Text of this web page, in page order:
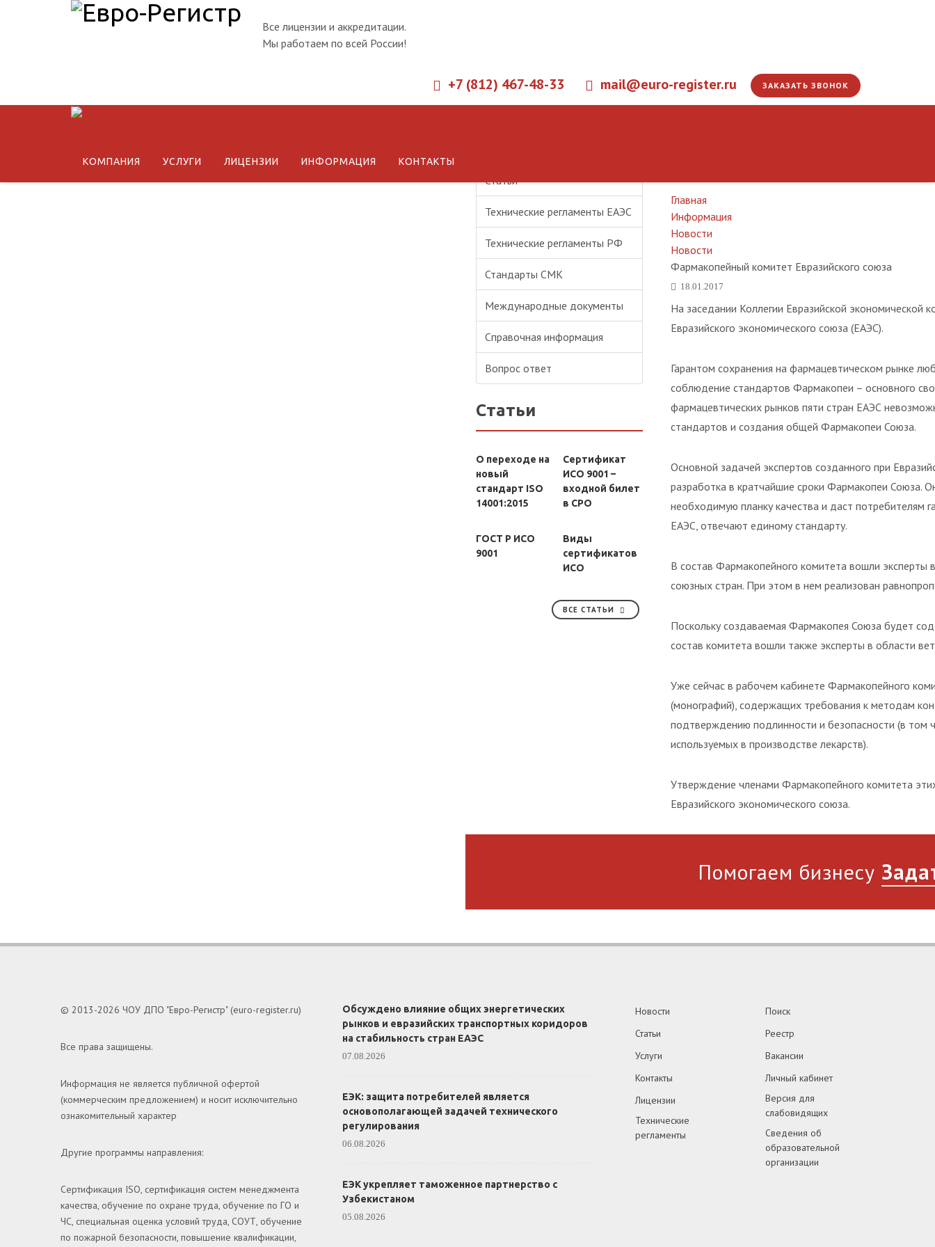
Все лицензии и аккредитации.
Мы работаем по всей России!
+7 (812) 467-48-33 mail@euro-register.ru ЗАКАЗАТЬ ЗВОНОК
КОМПАНИЯ УСЛУГИ ЛИЦЕНЗИИ ИНФОРМАЦИЯ КОНТАКТЫ
Статьи
Технические регламенты ЕАЭС
Технические регламенты РФ
Стандарты СМК
Международные документы
Справочная информация
Вопрос ответ
Статьи
О переходе на
новый
стандарт ISO
14001:2015
Сертификат
ИСО 9001 –
входной билет
в СРО
ГОСТ Р ИСО
9001
Виды
сертификатов
ИСО
ВСЕ СТАТЬИ
Главная
Информация
Новости
Новости
Фармакопейный комитет Евразийского союза
18.01.2017
На заседании Коллегии Евразийской
Евразийского экономического союза (ЕАЭС).
Гарантом сохранения на фармацевтическом рынке
соблюдение стандартов Фармакопеи – основного
фармацевтических рынков пяти стран ЕАЭС
стандартов и создания общей Фармакопеи Союза.
Основной задачей экспертов созданного при
разработка в кратчайшие сроки Фармакопеи Союза.
необходимую планку качества и даст потребителям
ЕАЭС, отвечают единому стандарту.
В состав Фармакопейного комитета вошли эксперты
союзных стран. При этом в нем реализован
Поскольку создаваемая Фармакопея Союза будет
состав комитета вошли также эксперты в области
Уже сейчас в рабочем кабинете Фармакопейного
(монографий), содержащих требования к методам
подтверждению подлинности и безопасности (в том
используемых в производстве лекарств).
Утверждение членами Фармакопейного комитета
Евразийского экономического союза.
Помогаем бизнесу
© 2013-2026 ЧОУ ДПО "Евро-Регистр" (euro-register.ru)
Все права защищены.
Информация не является публичной офертой
(коммерческим предложением) и носит исключительно
ознакомительный характер
Другие программы направления:
Сертификация ISO, сертификация систем менеджмента
качества, обучение по охране труда, обучение по ГО и
ЧС, специальная оценка условий труда, СОУТ, обучение
по пожарной безопасности, повышение квалификации,
Обсуждено влияние общих энергетических
рынков и евразийских транспортных коридоров
на стабильность стран ЕАЭС
07.08.2026
ЕЭК: защита потребителей является
основополагающей задачей технического
регулирования
06.08.2026
ЕЭК укрепляет таможенное партнерство с
Узбекистаном
05.08.2026
Новости
Статьи
Услуги
Контакты
Лицензии
Технические
регламенты
Поиск
Реестр
Вакансии
Личный кабинет
Версия для
слабовидящих
Сведения об
образовательной
организации